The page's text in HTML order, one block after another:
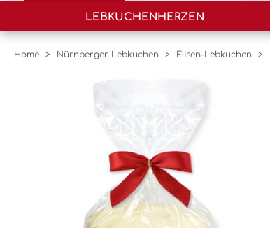
LEBKUCHENHERZEN
Home > Nürnberger Lebkuchen > Elisen-Lebkuchen >